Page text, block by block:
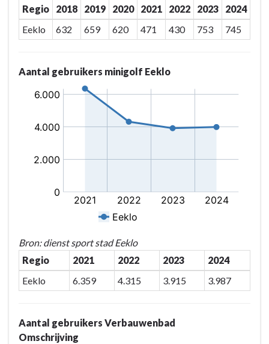
verder
uitgebouwd
Regio 2018 2019 2020 2021 2022 2023
2024
Eeklo
632 659 620 471 430 753 745
Aantal gebruikers minigolf Eeklo
Bron: dienst sport stad Eeklo
Regio
2021 2022 2023
2024
Eeklo
6.359 4.315 3.915 3.987
Aantal gebruikers Verbauwenbad
Omschrijving